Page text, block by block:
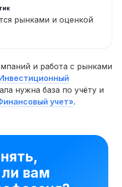
рынками и оценкой
и работа с рынками
нужна база по учёту и
учет».